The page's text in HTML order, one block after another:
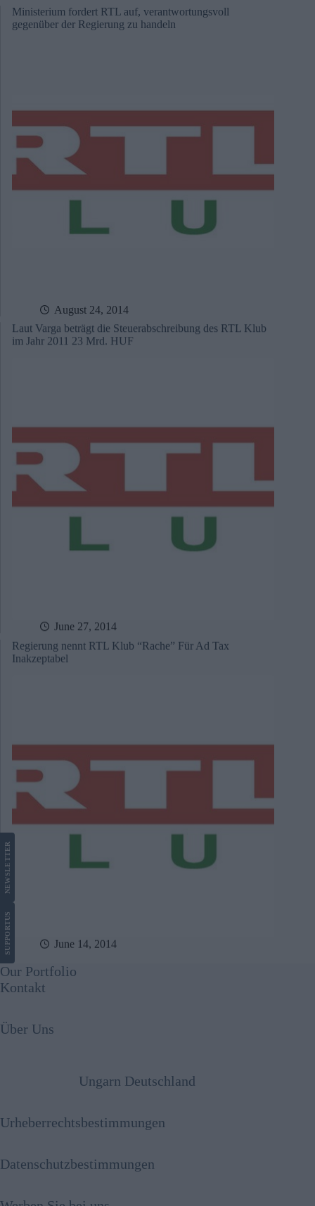
Ministerium fordert RTL auf, verantwortungsvoll
gegenüber der Regierung zu handeln
August 24, 2014
Laut Varga beträgt die Steuerabschreibung des RTL Klub
im Jahr 2011 23 Mrd. HUF
June 27, 2014
Regierung nennt RTL Klub “Rache” Für Ad Tax
Inakzeptabel
June 14, 2014
SUPPORT
US
NEWS
LETTER
Our Portfolio
Kontakt
Über Uns
Ungarn Deutschland
Urheberrechtsbestimmungen
Datenschutzbestimmungen